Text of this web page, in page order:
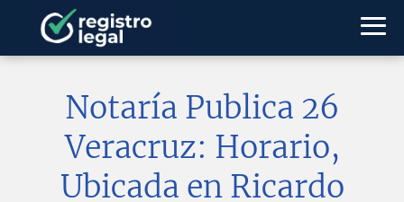
Notaría Publica 26
Veracruz: Horario,
Ubicada en Ricardo